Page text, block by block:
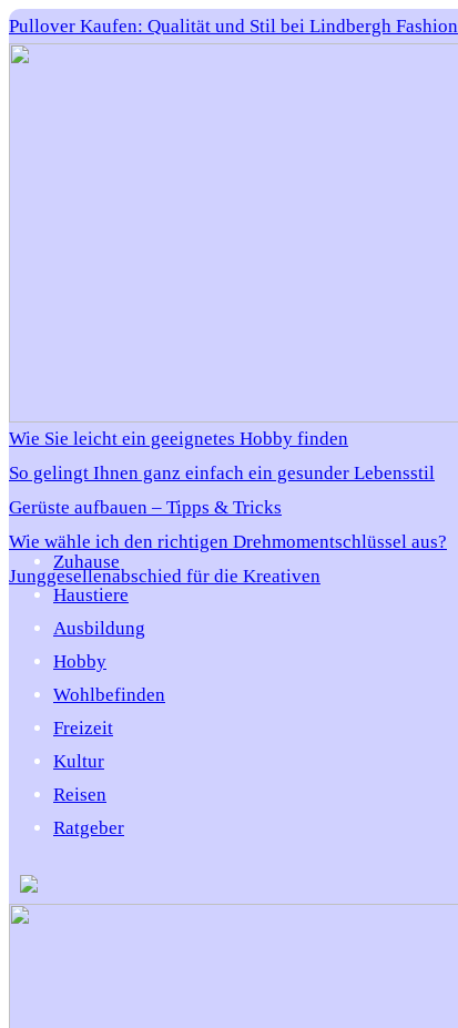
Pullover Kaufen: Qualität und Stil bei Lindbergh Fashion
Wie Sie leicht ein geeignetes Hobby finden
So gelingt Ihnen ganz einfach ein gesunder Lebensstil
Gerüste aufbauen – Tipps & Tricks
Wie wähle ich den richtigen Drehmomentschlüssel aus?
Junggesellenabschied für die Kreativen
Zuhause
Haustiere
Ausbildung
Hobby
Wohlbefinden
Freizeit
Kultur
Reisen
Ratgeber